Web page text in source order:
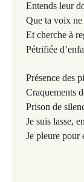
Entends leur
Que ta voix
Et cherche à
Pétrifiée
Présence des
Craquements
Prison de
Je suis lasse,
Je pleure pour